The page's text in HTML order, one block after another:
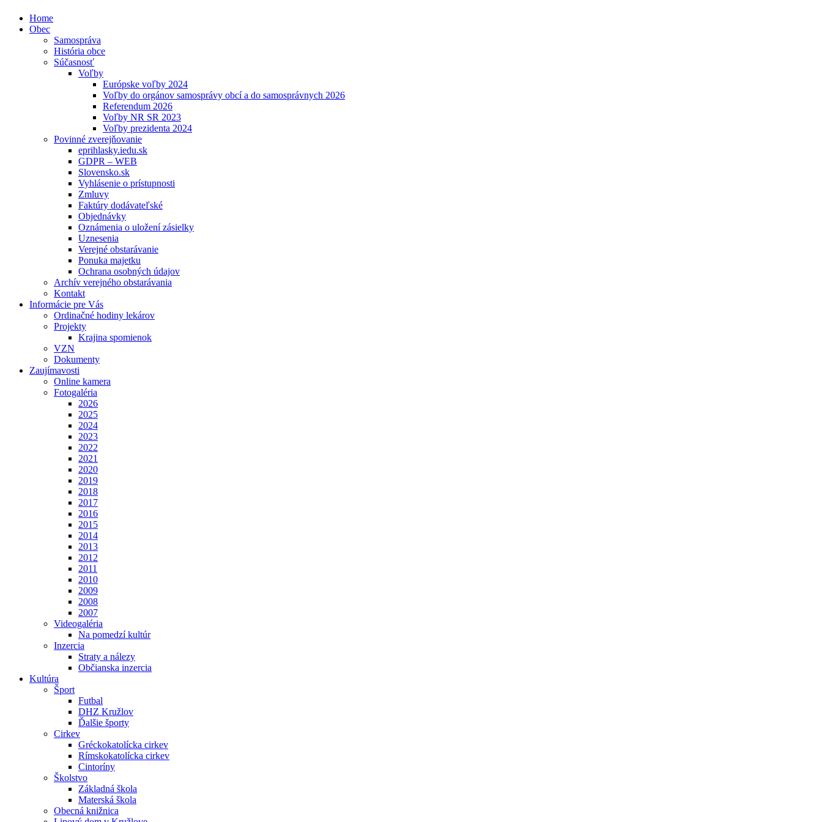
Home
Obec
Samospráva
História obce
Súčasnosť
Voľby
Európske voľby 2024
Voľby do orgánov samosprávy obcí a do samosprávnych 2026
Referendum 2026
Voľby NR SR 2023
Voľby prezidenta 2024
Povinné zverejňovanie
eprihlasky.iedu.sk
GDPR – WEB
Slovensko.sk
Vyhlásenie o prístupnosti
Zmluvy
Faktúry dodávateľské
Objednávky
Oznámenia o uložení zásielky
Uznesenia
Verejné obstarávanie
Ponuka majetku
Ochrana osobných údajov
Archív verejného obstarávania
Kontakt
Informácie pre Vás
Ordinačné hodiny lekárov
Projekty
Krajina spomienok
VZN
Dokumenty
Zaujímavosti
Online kamera
Fotogaléria
2026
2025
2024
2023
2022
2021
2020
2019
2018
2017
2016
2015
2014
2013
2012
2011
2010
2009
2008
2007
Videogaléria
Na pomedzí kultúr
Inzercia
Straty a nálezy
Občianska inzercia
Kultúra
Šport
Futbal
DHZ Kružlov
Ďalšie športy
Cirkev
Gréckokatolícka cirkev
Rímskokatolícka cirkev
Cintoríny
Školstvo
Základná škola
Materská škola
Obecná knižnica